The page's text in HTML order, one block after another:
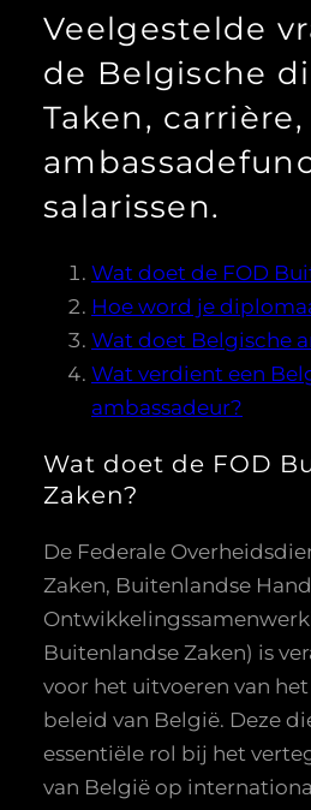
Veelgestelde
de Belgische
Taken, carrière,
salarissen.
Wat doet de FOD
Hoe word je
Wat doet Belgische
Wat verdient een
ambassadeur?
Wat doet de FOD
Zaken?
De Federale
Zaken, Buitenlandse
Buitenlandse Zaken) is
voor het uitvoeren van
beleid van België. Deze
essentiële rol bij het
van België op